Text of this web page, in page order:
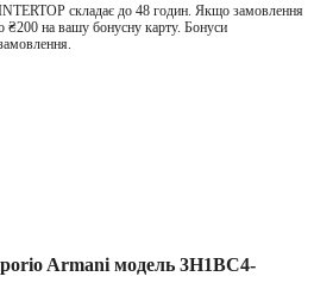
складає до 48 годин. Якщо замовлення
₴200 на вашу бонусну карту. Бонуси
Armani модель 3H1BC4-